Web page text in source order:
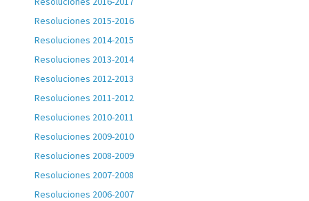
Resoluciones 2015-2016
Resoluciones 2014-2015
Resoluciones 2013-2014
Resoluciones 2012-2013
Resoluciones 2011-2012
Resoluciones 2010-2011
Resoluciones 2009-2010
Resoluciones 2008-2009
Resoluciones 2007-2008
Resoluciones 2006-2007